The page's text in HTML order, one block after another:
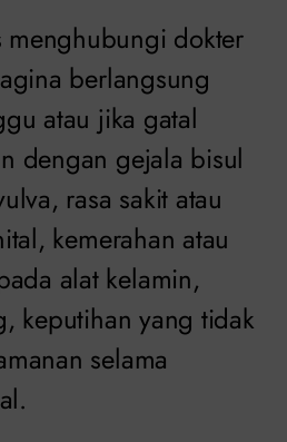
dokter
berlangsung
atau jika gatal
dengan gejala bisul
rasa sakit atau
kemerahan atau
alat kelamin,
keputihan yang tidak
selama